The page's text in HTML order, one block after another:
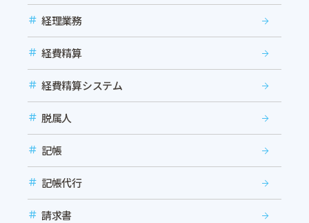
経理業務
経費精算
経費精算システム
脱属人
記帳
記帳代行
請求書